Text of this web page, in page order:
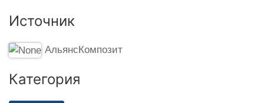
Источник
АльянсКомпозит
Категория